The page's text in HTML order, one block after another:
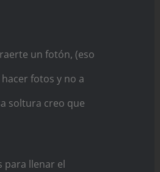
un fotón, (eso
fotos y no a
soltura creo que
para llenar el